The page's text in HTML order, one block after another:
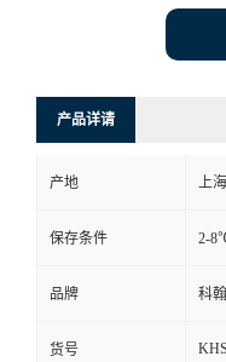
产品详请
产地 上海
保存条件 2-
品牌 科
货号